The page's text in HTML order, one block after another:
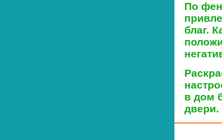
По
благ.
в дом
двери.